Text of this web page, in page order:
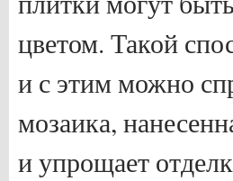
цветом. Такой
и с этим можно
мозаика,
и упрощает